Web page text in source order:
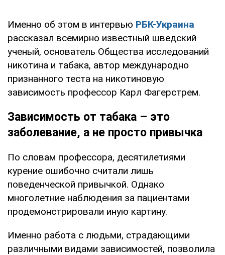
Именно об этом в интервью РБК-Украина
рассказал всемирно известный шведский
ученый, основатель Общества исследований
никотина и табака, автор международно
признанного теста на никотиновую
зависимость профессор Карл Фагерстрем.
Зависимость от табака – это
заболевание, а не просто привычка
По словам профессора, десятилетиями
курение ошибочно считали лишь
поведенческой привычкой. Однако
многолетние наблюдения за пациентами
продемонстрировали иную картину.
Именно работа с людьми, страдающими
различными видами зависимостей, позволила